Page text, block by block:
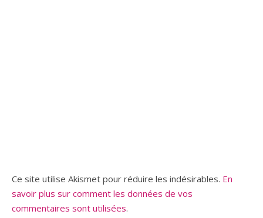
Ce site utilise Akismet pour réduire les indésirables. En
savoir plus sur comment les données de vos
commentaires sont utilisées.